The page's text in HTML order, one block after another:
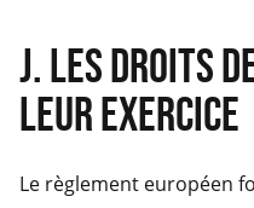
J. LES DROITS
LEUR EXERCICE
Le règlement européen